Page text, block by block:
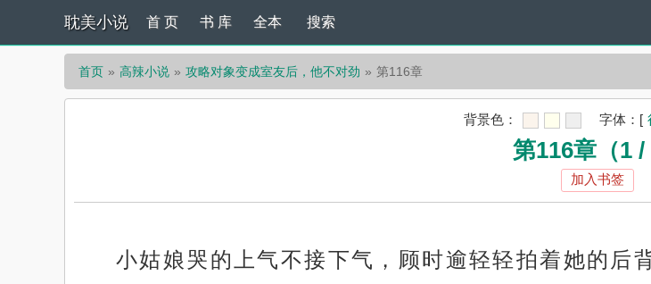
耽美小说 首 页 书 库 全本 搜索
首页 高辣小说 攻略对象变成室友后，他不对劲 第116章
背景色： 字体： [
第116章（1 /
加入书签
小姑娘哭的上气不接下气，顾时逾轻轻拍着她的后